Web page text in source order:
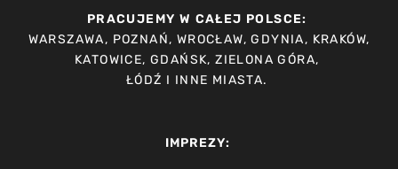
PRACUJEMY W CAŁEJ POLSCE:
WARSZAWA, POZNAŃ, WROCŁAW, GDYNIA, KRAKÓW,
KATOWICE, GDAŃSK, ZIELONA GÓRA,
ŁÓDŹ I INNE MIASTA.
IMPREZY: